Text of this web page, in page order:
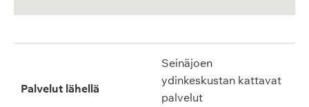
Palvelut lähellä
Seinäjoen
ydinkeskustan kattavat
palvelut